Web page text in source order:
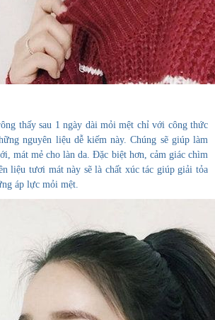
thấy sau 1 ngày dài mỏi mệt chỉ với công thức
nguyên liệu dễ kiếm này. Chúng sẽ giúp làm
mát mẻ cho làn da. Đặc biệt hơn, cảm giác chìm
liệu tươi mát này sẽ là chất xúc tác giúp giải tỏa
áp lực mỏi mệt.